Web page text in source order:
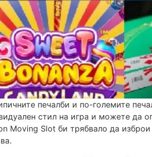
печалби и по-големите
стил на игра и можете да
Moving Slot би трябвало да